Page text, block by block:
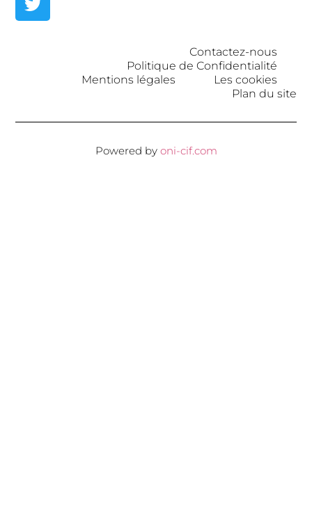
Contactez-nous
Politique de Confidentialité
Mentions légales
Les cookies
Plan du site
Powered by oni-cif.com